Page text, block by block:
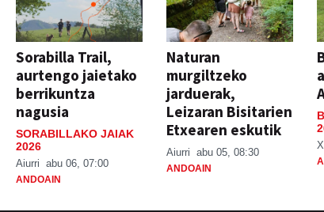
Sorabilla Trail,
aurtengo jaietako
berrikuntza
nagusia
SORABILLAKO JAIAK
2026
Aiurri abu 06, 07:00
ANDOAIN
Naturan
murgiltzeko
jarduerak,
Leizaran Bisitarien
Etxearen eskutik
Aiurri abu 05, 08:30
ANDOAIN